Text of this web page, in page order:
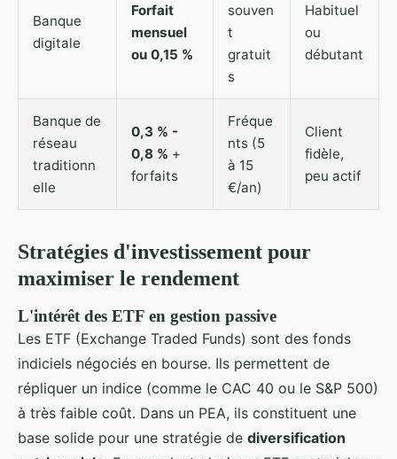
Banque
digitale
Forfait
mensuel
ou 0,15 %
souven
t
gratuit
s
Habituel
ou
débutant
Banque de
réseau
traditionn
elle
0,3 % -
0,8 % +
forfaits
Fréque
nts (5
à 15
€/an)
Client
fidèle,
peu actif
Stratégies d'investissement pour
maximiser le rendement
L'intérêt des ETF en gestion passive
Les ETF (Exchange Traded Funds) sont des fonds
indiciels négociés en bourse. Ils permettent de
répliquer un indice (comme le CAC 40 ou le S&P 500)
à très faible coût. Dans un PEA, ils constituent une
base solide pour une stratégie de diversification